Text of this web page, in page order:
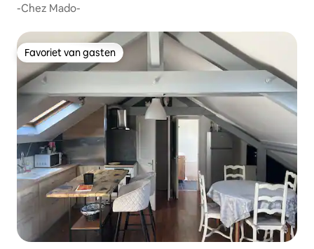
-Chez Mado-
Favoriet van gasten
Favoriet van gasten